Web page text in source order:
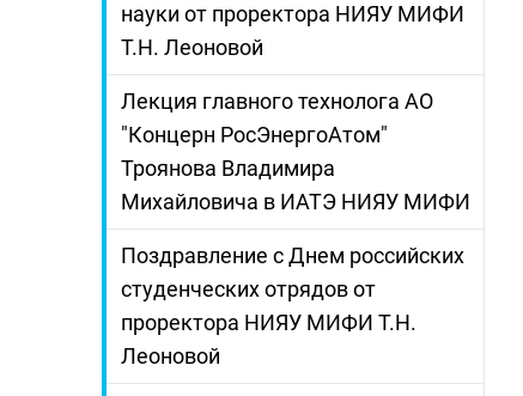
науки от проректора НИЯУ МИФИ
Т.Н. Леоновой
Лекция главного технолога АО
"Концерн РосЭнергоАтом"
Троянова Владимира
Михайловича в ИАТЭ НИЯУ МИФИ
Поздравление с Днем российских
студенческих отрядов от
проректора НИЯУ МИФИ Т.Н.
Леоновой